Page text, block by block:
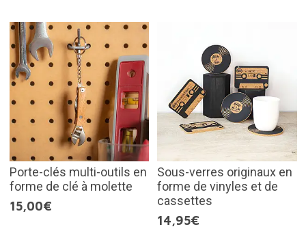
Porte-clés multi-outils en
forme de clé à molette
15,00€
Sous-verres originaux en
forme de vinyles et de
cassettes
14,95€